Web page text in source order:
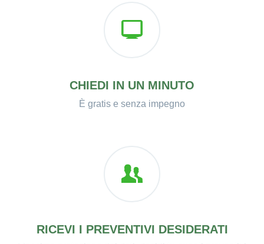
CHIEDI IN UN MINUTO
È gratis e senza impegno
RICEVI I PREVENTIVI DESIDERATI